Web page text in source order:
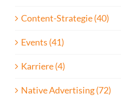
Content-Strategie (40)
Events (41)
Karriere (4)
Native Advertising (72)